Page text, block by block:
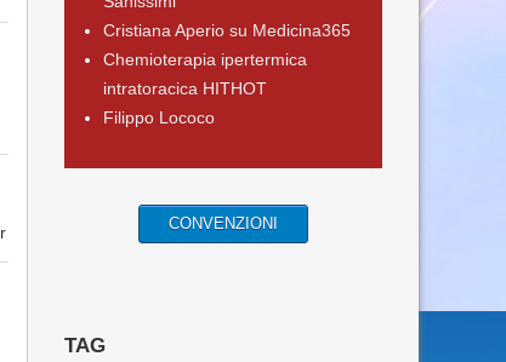
Cristiana Aperio su Medicina365
Chemioterapia ipertermica
intratoracica HITHOT
Filippo Lococo
CONVENZIONI
TAG